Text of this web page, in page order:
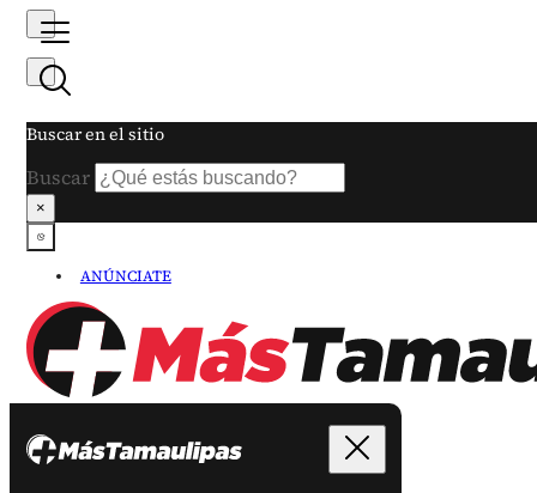
Buscar en el sitio
Buscar
×
ANÚNCIATE